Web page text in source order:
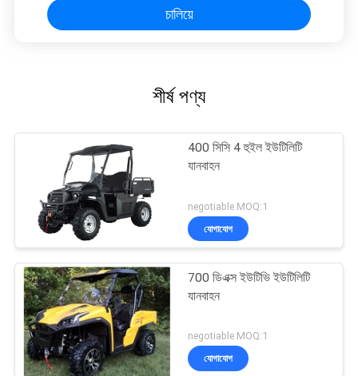
চালিয়ে
শীর্ষ পণ্য
400 সিসি 4 হুইল ইউটিলিটি
যানবাহন
negotiable MOQ:1
যোগাযোগ
700 ডিএক্স ইউটিভি ইউটিলিটি
যানবাহন
negotiable MOQ:1
যোগাযোগ